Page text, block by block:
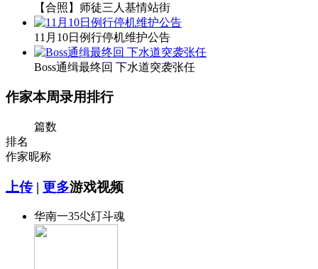
【合照】师徒三人基情站街
11月10日例行停机维护公告
Boss通缉最终回 下水道突袭张任
作家本周录用排行
篇数
排名
作家昵称
上传| 更多游戏视频
华南一35尐糽斗魂